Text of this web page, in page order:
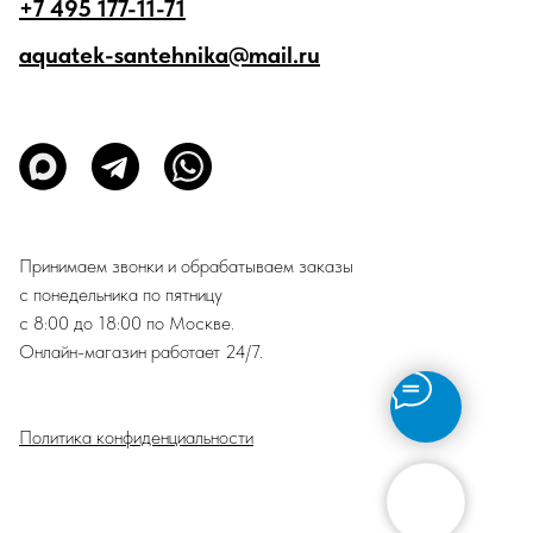
Политика конфиденциальности
+7 495 177-11-71
aquatek-santehnika@mail.ru
Принимаем звонки и обрабатываем заказы
с понедельника по пятницу
с 8:00 до 18:00 по Москве.
Онлайн-магазин работает 24/7.